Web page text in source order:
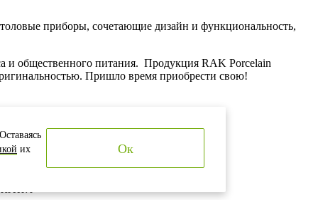
приборы, сочетающие дизайн и функциональность,
и общественного питания. Продукция RAK Porcelain
Пришло время приобрести свою!
их Ок